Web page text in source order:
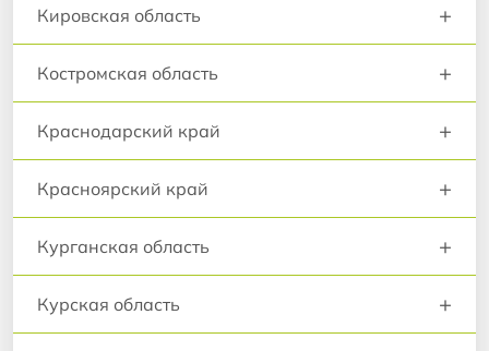
Кировская область +
Костромская область +
Краснодарский край +
Красноярский край +
Курганская область +
Курская область +